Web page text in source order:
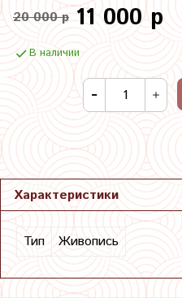
20 000 р 11 000 р
В наличии
Характеристики
Тип Живопись